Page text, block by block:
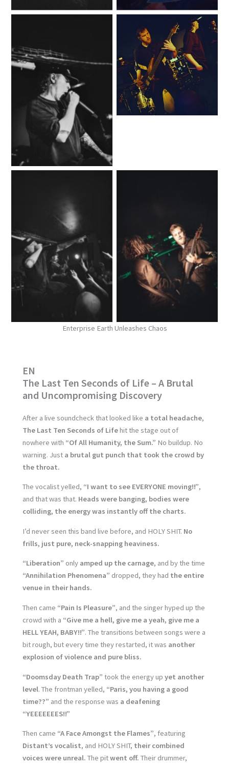
No Caption
No Caption
No Caption No Caption
Enterprise Earth Unleashes Chaos
EN
The Last Ten Seconds of Life – A Brutal
and Uncompromising Discovery
After a live soundcheck that looked like a total headache,
The Last Ten Seconds of Lifehit the stage out of
nowhere with “Of All Humanity, the Sum.” No buildup. No
warning. Just a brutal gut punch that took the crowd by
the throat.
The vocalist yelled, “I want to see EVERYONE moving!!”,
and that was that. Heads were banging, bodies were
colliding, the energy was instantly off the charts.
I’d never seen this band live before, and HOLY SHIT. No
frills, just pure, neck-snapping heaviness.
“Liberation” only amped up the carnage, and by the time
“Annihilation Phenomena” dropped, they had the entire
venue in their hands.
Then came “Pain Is Pleasure”, and the singer hyped up the
crowd with a “Give me a hell, give me a yeah, give me a
HELL YEAH, BABY!!”. The transitions between songs were a
bit rough, but every time they restarted, it was another
explosion of violence and pure bliss.
“Doomsday Death Trap” took the energy upyet another
level. The frontman yelled, “Paris, you having a good
time??” and the response was a deafening
“YEEEEEEES!!”
Then came “A Face Amongst the Flames”, featuring
Distant’s vocalist, and HOLY SHIT, their combined
voices were unreal. The pitwent off. Their drummer,